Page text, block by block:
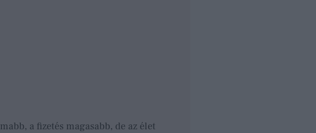
a fizetés magasabb, de az élet